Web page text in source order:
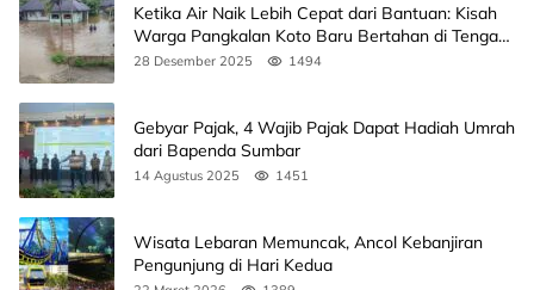
Ketika Air Naik Lebih Cepat dari Bantuan: Kisah
Warga Pangkalan Koto Baru Bertahan di Tengah
Banjir
28 Desember 2025 1494
Gebyar Pajak, 4 Wajib Pajak Dapat Hadiah Umrah
dari Bapenda Sumbar
14 Agustus 2025 1451
Wisata Lebaran Memuncak, Ancol Kebanjiran
Pengunjung di Hari Kedua